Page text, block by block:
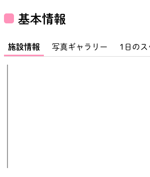
基本情報
施設情報 写真ギャラリー 1日のス